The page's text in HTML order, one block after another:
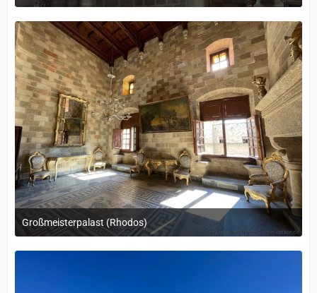
12. September 2022 um 14:05
Großmeisterpalast (Rhodos)
12. September 2022 um 14:05